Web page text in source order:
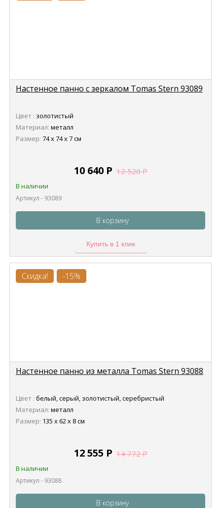
Настенное панно с зеркалом Tomas Stern 93089
Цвет : золотистый
Материал: металл
Размер: 74 х 74 х 7 см
10 640 Р 12 520Р
В наличии
Артикул - 93089
В корзину
Купить в 1 клик
Скидка! -15%
Настенное панно из металла Tomas Stern 93088
Цвет : белый, серый, золотистый, серебристый
Материал: металл
Размер: 135 х 62 х 8 см
12 555 Р 14 772Р
В наличии
Артикул - 93088
В корзину